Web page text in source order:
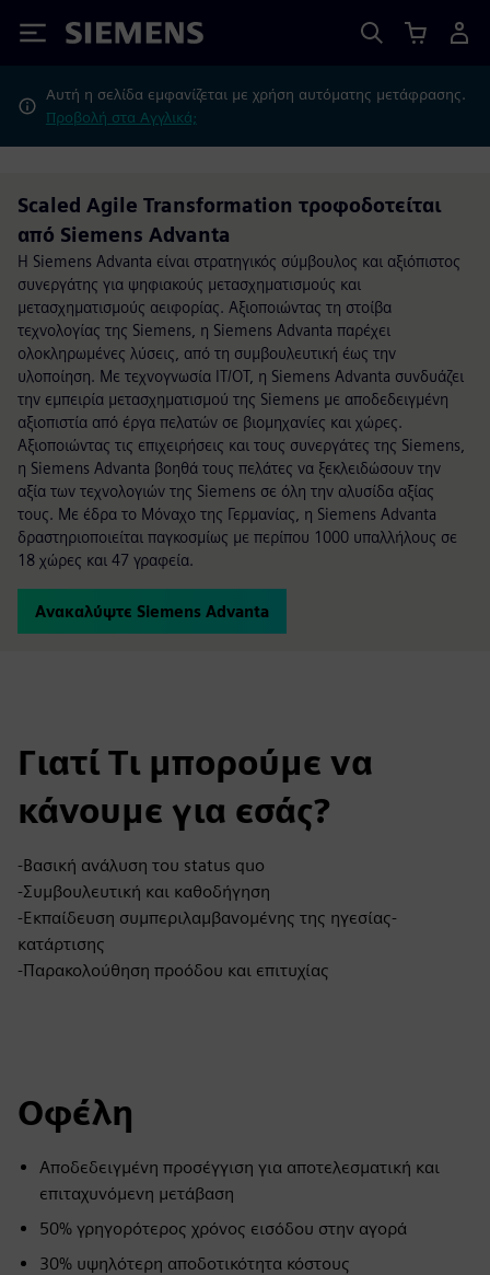
Siemens
Αυτή η σελίδα εμφανίζεται με χρήση αυτόματης μετάφρασης.
Προβολή στα Αγγλικά;
Scaled Agile Transformation τροφοδοτείται
από Siemens Advanta
Η Siemens Advanta είναι στρατηγικός σύμβουλος και αξιόπιστος
συνεργάτης για ψηφιακούς μετασχηματισμούς και
μετασχηματισμούς αειφορίας. Αξιοποιώντας τη στοίβα
τεχνολογίας της Siemens, η Siemens Advanta παρέχει
ολοκληρωμένες λύσεις, από τη συμβουλευτική έως την
υλοποίηση. Με τεχνογνωσία IT/OT, η Siemens Advanta συνδυάζει
την εμπειρία μετασχηματισμού της Siemens με αποδεδειγμένη
αξιοπιστία από έργα πελατών σε βιομηχανίες και χώρες.
Αξιοποιώντας τις επιχειρήσεις και τους συνεργάτες της Siemens,
η Siemens Advanta βοηθά τους πελάτες να ξεκλειδώσουν την
αξία των τεχνολογιών της Siemens σε όλη την αλυσίδα αξίας
τους. Με έδρα το Μόναχο της Γερμανίας, η Siemens Advanta
δραστηριοποιείται παγκοσμίως με περίπου 1000 υπαλλήλους σε
18 χώρες και 47 γραφεία.
Ανακαλύψτε Siemens Advanta
Γιατί Τι μπορούμε να
κάνουμε για εσάς?
-Βασική ανάλυση του status quo
-Συμβουλευτική και καθοδήγηση
-Εκπαίδευση συμπεριλαμβανομένης της ηγεσίας-
κατάρτισης
-Παρακολούθηση προόδου και επιτυχίας
Οφέλη
Αποδεδειγμένη προσέγγιση για αποτελεσματική και
επιταχυνόμενη μετάβαση
50% γρηγορότερος χρόνος εισόδου στην αγορά
30% υψηλότερη αποδοτικότητα κόστους